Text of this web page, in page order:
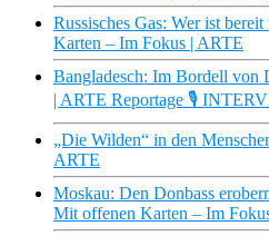
Russisches Gas: Wer ist
Karten – Im Fokus | ARTE
Bangladesch: Im Bordell von
| ARTE Reportage 🎙️
„Die Wilden“ in den
ARTE
Moskau: Den Donbass
Mit offenen Karten – Im